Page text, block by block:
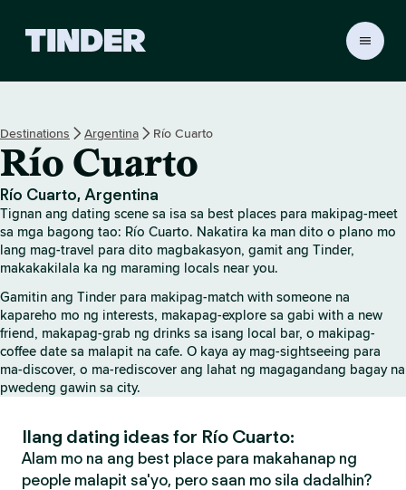
r
H
o
m
e
Destinations Argentina Río Cuarto
Río Cuarto
Río Cuarto, Argentina
Tignan ang dating scene sa isa sa best places para makipag-meet
sa mga bagong tao: Río Cuarto. Nakatira ka man dito o plano mo
lang mag-travel para dito magbakasyon, gamit ang Tinder,
makakakilala ka ng maraming locals near you.
Gamitin ang Tinder para makipag-match with someone na
kapareho mo ng interests, makapag-explore sa gabi with a new
friend, makapag-grab ng drinks sa isang local bar, o makipag-
coffee date sa malapit na cafe. O kaya ay mag-sightseeing para
ma-discover, o ma-rediscover ang lahat ng magagandang bagay na
pwedeng gawin sa city.
Ilang dating ideas for Río Cuarto:
Alam mo na ang best place para makahanap ng
people malapit sa'yo, pero saan mo sila dadalhin?